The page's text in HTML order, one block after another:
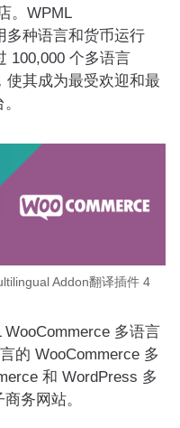
。WPML
多种语言和货币运行
100,000 个多语言
使其成为最受欢迎和最
Addon翻译插件 4
多语言
的 WooCommerce 多
和 WordPress 多
务网站。